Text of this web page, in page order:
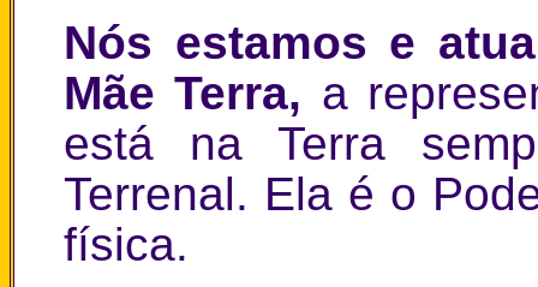
Nós estamos e
Mãe Terra, a
está na Terra
Terrenal. Ela é o
física.